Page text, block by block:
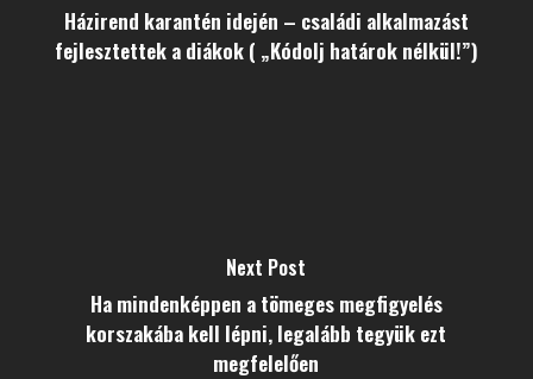
Házirend karantén idején – családi alkalmazást
fejlesztettek a diákok ( „Kódolj határok nélkül!”)
Next Post
Ha mindenképpen a tömeges megfigyelés
korszakába kell lépni, legalább tegyük ezt
megfelelően